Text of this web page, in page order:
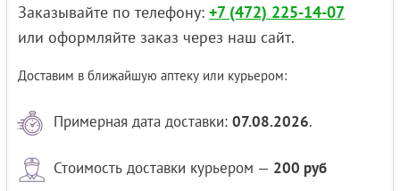
Заказывайте по телефону: +7 (472) 225-14-07
или оформляйте заказ через наш сайт.
Доставим в ближайшую аптеку или курьером:
Примерная дата доставки: 07.08.2026.
Стоимость доставки курьером — 200 руб